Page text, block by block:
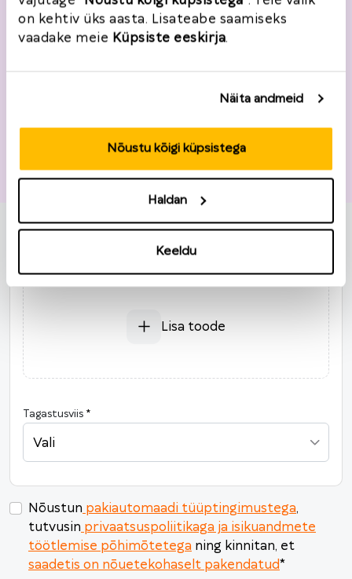
on kehtiv üks aasta. Lisateabe saamiseks
vaadake meie Küpsiste eeskirja.
Näita andmeid
Nõustu kõigi küpsistega
Haldan
Keeldu
Sihtnumber *
E T K N R L P
4 5 6
31 1 2 3 4 5 6
Täna Tühista Sulge
Lisa toode
Tagastusviis *
Vali
Nõustun pakiautomaadi tüüptingimustega,
tutvusin privaatsuspoliitikaga ja isikuandmete
töötlemise põhimõtetega ning kinnitan, et
saadetis on nõuetekohaselt pakendatud*